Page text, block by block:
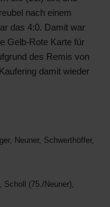
nach einem
das 4:0. Damit war
Gelb-Rote Karte für
des Remis von
damit wieder
Neuner, Schwerthöffer,
Scholl (75./Neuner),